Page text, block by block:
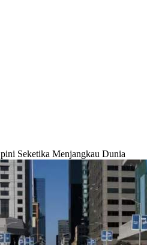
Seketika Menjangkau Dunia